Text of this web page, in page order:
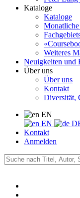
Kataloge
Kataloge
Monatliche
Weiteres
Neuigkeiten und
Über uns
Über uns
Kontakt
Diversität,
EN
EN
Kontakt
Anmelden